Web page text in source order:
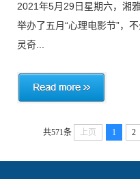
2021年5月29日星期六，湘
举办了五月“心理电影节”，
灵奇...
共571条 上页 1 2